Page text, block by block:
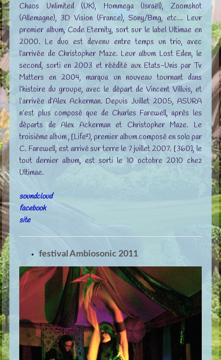
Chaos Unlimited (UK), Hommega (Israël), Zoomshot
(Allemagne), 3D Vision (France), Sony/Bmg, etc… Leur
premier album, Code Eternity, sort sur le label Ultimae en
2000. Le duo est devenu entre temps un trio, avec
l’arrivée de Christopher Maze. Leur album Lost Eden, le
second, sorti en 2003 et réédité aux Etats-Unis par Tv
Matters en 2004, marqua un nouveau tournant dans
l’histoire du groupe, avec le départ de Vincent Villuis, et
l’arrivée d’Alex Ackerman. Depuis Juillet 2005, ASURA
n’est plus composé que de Charles Farewell, après les
départs de Alex Ackerman et Christopher Maze. Le
troisième album , [Life²], premier album composé en solo par
C. Farewell, est arrivé sur terre le 7 juillet 2007. [360], le
tout dernier album, est sorti le 10 octobre 2010 chez
Ultimae.
soundcloud
facebook
site
festival Ambiosonic 2011